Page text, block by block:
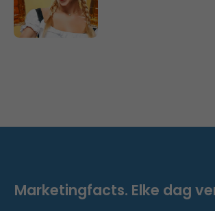
Marketingfacts. Elke dag